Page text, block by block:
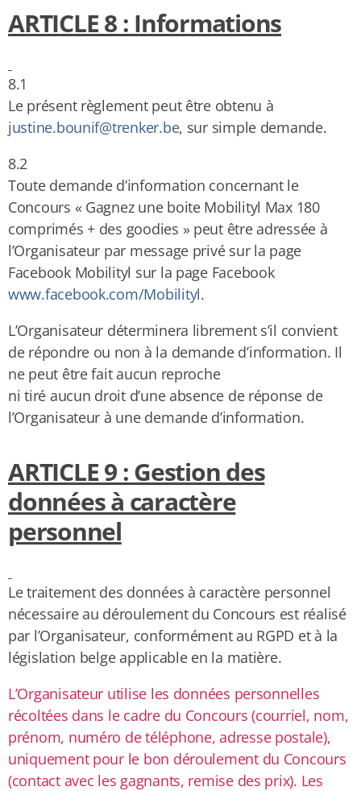
ARTICLE 8 : Informations
8.1
Le présent règlement peut être obtenu à
justine.bounif@trenker.be, sur simple demande.
8.2
Toute demande d’information concernant le
Concours « Gagnez une boite Mobilityl Max 180
comprimés + des goodies » peut être adressée à
l’Organisateur par message privé sur la page
Facebook Mobilityl sur la page Facebook
www.facebook.com/Mobilityl.
L’Organisateur déterminera librement s’il convient
de répondre ou non à la demande d’information. Il
ne peut être fait aucun reproche
ni tiré aucun droit d’une absence de réponse de
l’Organisateur à une demande d’information.
ARTICLE 9 : Gestion des
données à caractère
personnel
Le traitement des données à caractère personnel
nécessaire au déroulement du Concours est réalisé
par l’Organisateur, conformément au RGPD et à la
législation belge applicable en la matière.
L’Organisateur utilise les données personnelles
récoltées dans le cadre du Concours (courriel, nom,
prénom, numéro de téléphone, adresse postale),
uniquement pour le bon déroulement du Concours
(contact avec les gagnants, remise des prix). Les